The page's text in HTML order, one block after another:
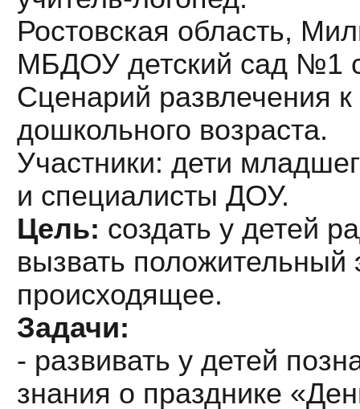
Ростовская область,
МБДОУ детский сад №1
Сценарий развлечения
дошкольного возраста.
Участники: дети
и специалисты ДОУ.
Цель: создать у детей
вызвать
происходящее.
Задачи:
- развивать у детей
знания о празднике